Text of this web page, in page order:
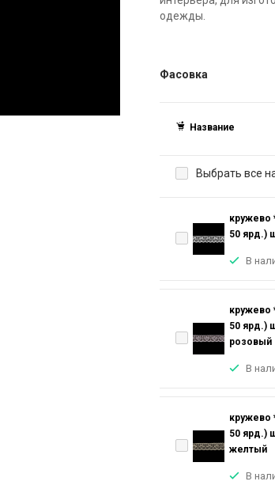
одежды.
Фасовка
Название
Выбрать все
кружево
50 ярд.)
В
кружево
50 ярд.)
розовый
В
кружево
50 ярд.)
желтый
В